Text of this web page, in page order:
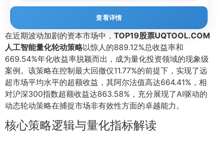
查看详情
在近期波动加剧的资本市场中， TOP19股票UQTOOL.COM
人工智能量化轮动策略以惊人的889.12%总收益率和
669.54%年化收益率脱颖而出，成为量化投资领域的现象级
案例。该策略在控制最大回撤仅11.77%的前提下，实现了远
超市场平均水平的超额收益，其阿尔法值高达664.41%，相
对沪深300指数超额收益达863.58%，充分展现了AI驱动的
动态轮动策略在捕捉市场非有效性方面的卓越能力。
核心策略逻辑与量化指标解读